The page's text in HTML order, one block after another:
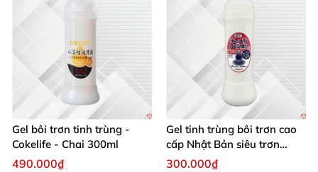
Gel bôi trơn tinh trùng -
Cokelife - Chai 300ml
490.000₫
Gel tinh trùng bôi trơn cao
cấp Nhật Bản siêu trơn
300ml
300.000₫